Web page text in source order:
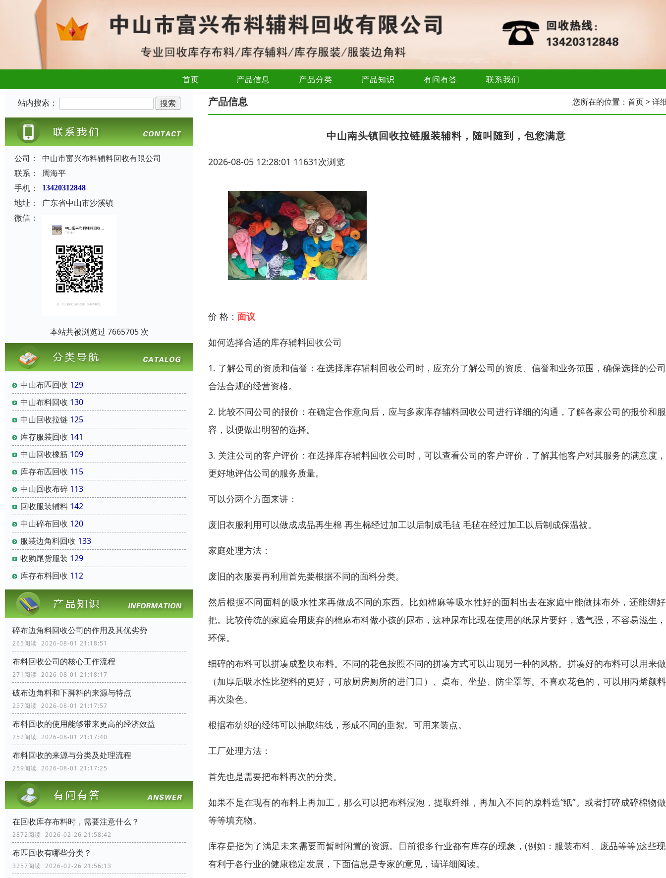
首页 产品信息 产品分类 产品知识 有问有答 联系我们
站内搜索：
公司：
中山市富兴布料辅料回收有限公司
联系：
周海平
手机：
13420312848
地址：
广东省中山市沙溪镇
微信：
本站共被浏览过 7665705 次
中山布匹回收 129
中山布料回收 130
中山回收拉链 125
库存服装回收 141
中山回收橡筋 109
库存布匹回收 115
中山回收布碎 113
回收服装辅料 142
中山碎布回收 120
服装边角料回收 133
收购尾货服装 129
库存布料回收 112
碎布边角料回收公司的作用及其优劣势
265阅读 2026-08-01 21:18:51
布料回收公司的核心工作流程
271阅读 2026-08-01 21:18:17
破布边角料和下脚料的来源与特点
257阅读 2026-08-01 21:17:57
布料回收的使用能够带来更高的经济效益
252阅读 2026-08-01 21:17:40
布料回收的来源与分类及处理流程
259阅读 2026-08-01 21:17:25
在回收库存布料时，需要注意什么？
2872阅读 2026-02-26 21:58:42
布匹回收有哪些分类？
3257阅读 2026-02-26 21:56:13
产品信息 您所在的位置： 首页> 详
中山南头镇回收拉链服装辅料，随叫随到，包您满意
2026-08-05 12:28:01 11631次浏览
价 格： 面议
如何选择合适的库存辅料回收公司
1. 了解公司的资质和信誉：在选择库存辅料回收公司时，应充分了解公司的资质、信誉和业务范围，确保选择的公
合法合规的经营资格。
2. 比较不同公司的报价：在确定合作意向后，应与多家库存辅料回收公司进行详细的沟通，了解各家公司的报价和
容，以便做出明智的选择。
3. 关注公司的客户评价：在选择库存辅料回收公司时，可以查看公司的客户评价，了解其他客户对其服务的满意度
更好地评估公司的服务质量。
可以分两个方面来讲：
废旧衣服利用可以做成成品再生棉 再生棉经过加工以后制成毛毡 毛毡在经过加工以后制成保温被。
家庭处理方法：
废旧的衣服要再利用首先要根据不同的面料分类。
然后根据不同面料的吸水性来再做成不同的东西。比如棉麻等吸水性好的面料出去在家庭中能做抹布外，还能绑
把。比较传统的家庭会用废弃的棉麻布料做小孩的尿布，这种尿布比现在使用的纸尿片要好，透气强，不容易滋生
环保。
细碎的布料可以拼凑成整块布料。不同的花色按照不同的拼凑方式可以出现另一种的风格。拼凑好的布料可以用来
（加厚后吸水性比塑料的更好，可放厨房厕所的进门口）、桌布、坐垫、防尘罩等。不喜欢花色的，可以用丙烯颜
再次染色。
根据布纺织的经纬可以抽取纬线，形成不同的垂絮。可用来装点。
工厂处理方法：
首先也是需要把布料再次的分类。
如果不是在现有的布料上再加工，那么可以把布料浸泡，提取纤维，再加入不同的原料造“纸”。或者打碎成碎棉物
等等填充物。
库存是指为了满足未来需要而暂时闲置的资源。目前很多行业都有库存的现象，(例如：服装布料、废品等等)这些
有利于各行业的健康稳定发展，下面信息是专家的意见，请详细阅读。